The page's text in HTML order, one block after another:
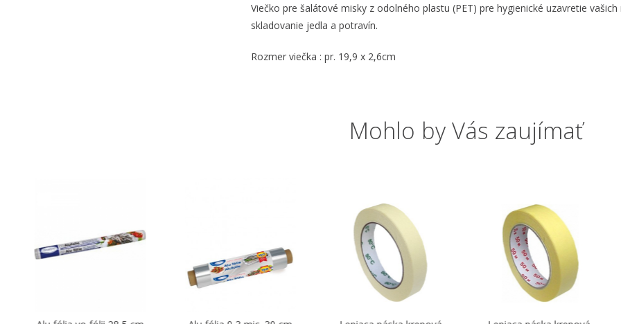
Viečko pre šalátové misky z odolného plastu (PET) pre hygienické uzavretie
skladovanie jedla a potravín.
Rozmer viečka : pr. 19,9 x 2,6cm
Mohlo by Vás zaujímať